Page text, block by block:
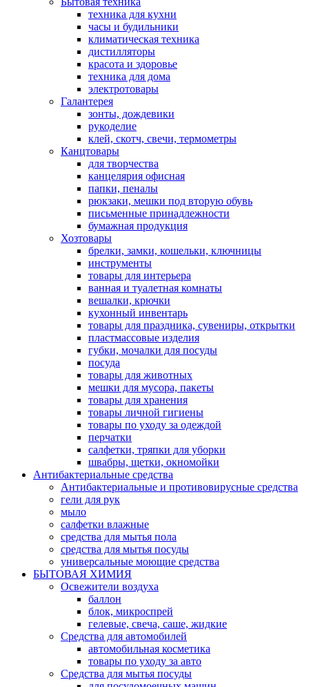
техника для кухни
часы и будильники
климатическая техника
дистилляторы
красота и здоровье
техника для дома
электротовары
Галантерея
зонты, дождевики
рукоделие
клей, скотч, свечи, термометры
Канцтовары
для творчества
канцелярия офисная
папки, пеналы
рюкзаки, мешки под вторую обувь
письменные принадлежности
бумажная продукция
Хозтовары
брелки, замки, кошельки, ключницы
инструменты
товары для интерьера
ванная и туалетная комнаты
вешалки, крючки
кухонный инвентарь
товары для праздника, сувениры, открытки
пластмассовые изделия
губки, мочалки для посуды
посуда
товары для животных
мешки для мусора, пакеты
товары для хранения
товары личной гигиены
товары по уходу за одеждой
перчатки
салфетки, тряпки для уборки
швабры, щетки, окномойки
Антибактериальные средства
Антибактериальные и противовирусные средства
гели для рук
мыло
салфетки влажные
средства для мытья пола
средства для мытья посуды
универсальные моющие средства
БЫТОВАЯ ХИМИЯ
Освежители воздуха
баллон
блок, микроспрей
гелевые, свеча, саше, жидкие
Средства для автомобилей
автомобильная косметика
товары по уходу за авто
Средства для мытья посуды